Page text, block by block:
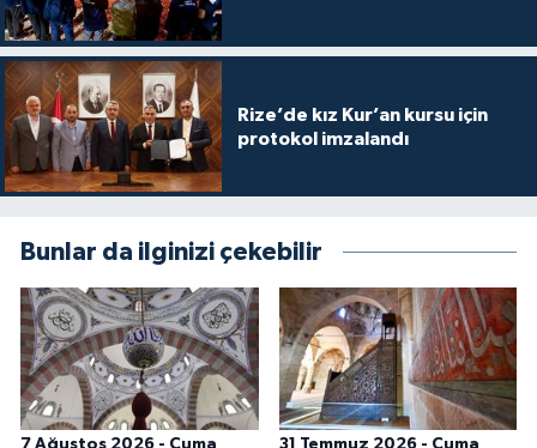
Rize’de kız Kur’an kursu için
protokol imzalandı
Bunlar da ilginizi çekebilir